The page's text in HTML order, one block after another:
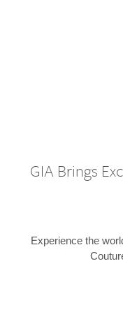
GIA Brings
Experience the